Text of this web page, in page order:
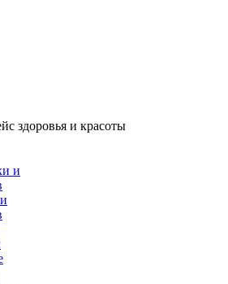
здоровья и красоты